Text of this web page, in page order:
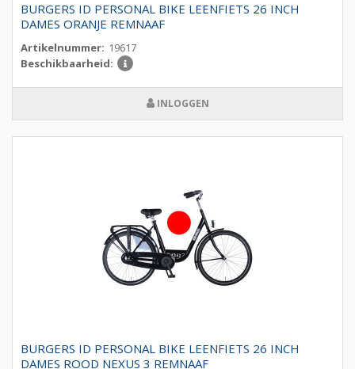
BURGERS ID PERSONAL BIKE LEENFIETS 26 INCH
DAMES ORANJE REMNAAF
Artikelnummer: 19617
Beschikbaarheid:
INLOGGEN
BURGERS ID PERSONAL BIKE LEENFIETS 26 INCH
DAMES ROOD NEXUS 3 REMNAAF